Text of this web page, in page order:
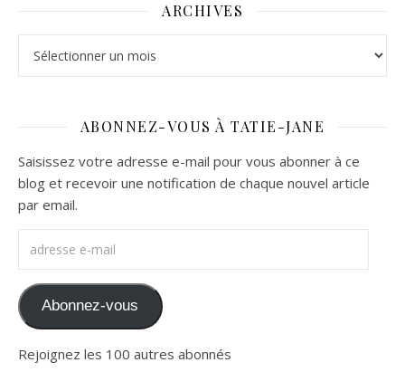
ARCHIVES
ABONNEZ-VOUS À TATIE-JANE
Saisissez votre adresse e-mail pour vous abonner à ce
blog et recevoir une notification de chaque nouvel article
par email.
Abonnez-vous
Rejoignez les 100 autres abonnés